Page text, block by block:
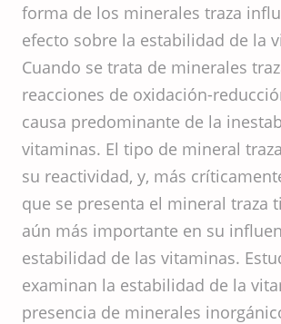
forma de los minerales traza
efecto sobre la estabilidad de la
Cuando se trata de minerales
reacciones de oxidación-
causa predominante de la
vitaminas. El tipo de mineral
su reactividad, y, más
que se presenta el mineral traza
aún más importante en su
estabilidad de las vitaminas.
examinan la estabilidad de la
presencia de minerales